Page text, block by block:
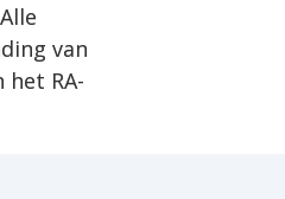
van
RA-